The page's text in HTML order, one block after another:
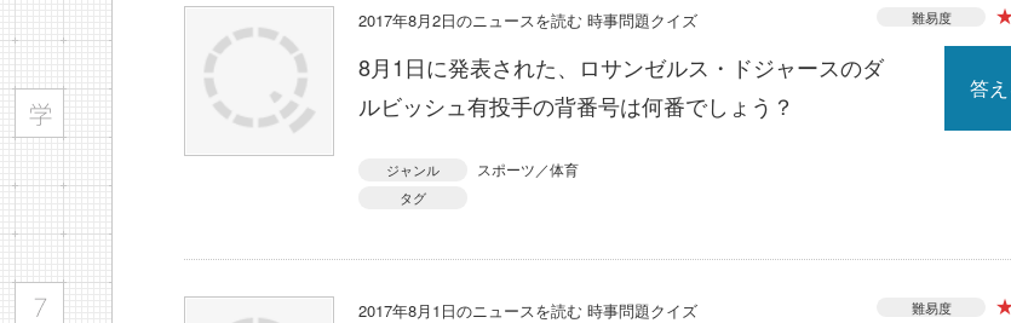
2017年8月2日のニュースを読む 時事問題クイズ 難易度
8月1日に発表された、ロサンゼルス・ドジャースのダ
ルビッシュ有投手の背番号は何番でしょう？
答
ジャンル スポーツ／体育
タグ
2017年8月1日のニュースを読む 時事問題クイズ 難易度